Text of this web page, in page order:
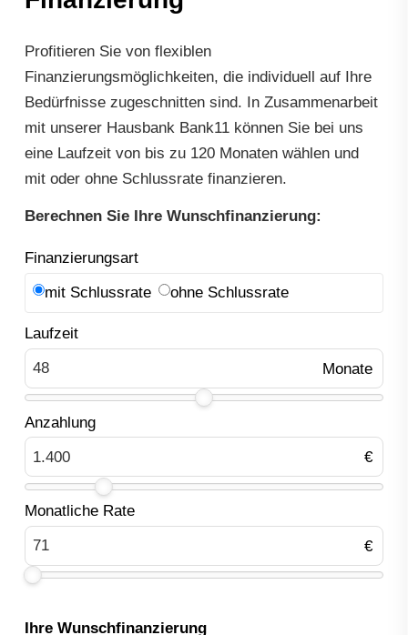
Profitieren Sie von flexiblen
Finanzierungsmöglichkeiten, die individuell auf Ihre
Bedürfnisse zugeschnitten sind. In Zusammenarbeit
mit unserer Hausbank Bank11 können Sie bei uns
eine Laufzeit von bis zu 120 Monaten wählen und
mit oder ohne Schlussrate finanzieren.
Berechnen Sie Ihre Wunschfinanzierung:
Finanzierungsart
mit Schlussrate ohne Schlussrate
Laufzeit
Anzahlung
Monatliche Rate
Ihre Wunschfinanzierung